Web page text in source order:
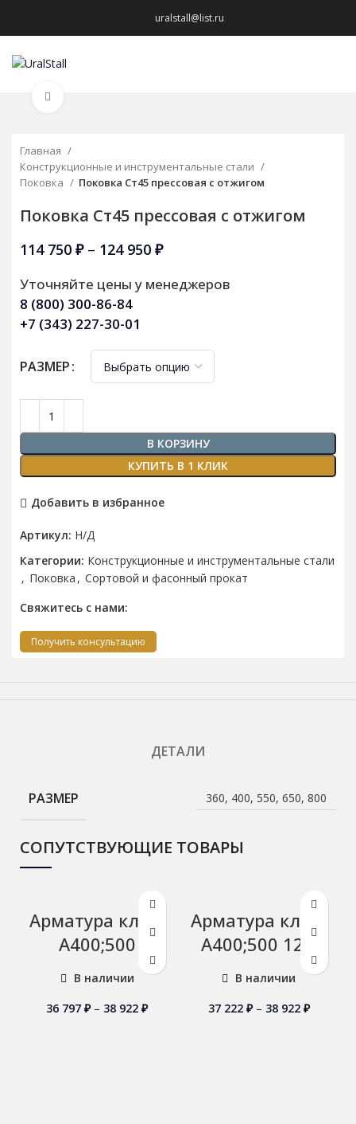
uralstall@list.ru
Главная
Конструкционные и инструментальные стали
Поковка
Поковка Ст45 прессовая с отжигом
Поковка Ст45 прессовая с отжигом
114 750 ₽ – 124 950 ₽
Уточняйте цены у менеджеров
8 (800) 300-86-84
+7 (343) 227-30-01
РАЗМЕР
В КОРЗИНУ
КУПИТЬ В 1 КЛИК
Добавить в избранное
Артикул: Н/Д
Категории: Конструкционные и инструментальные стали
, Поковка , Сортовой и фасонный прокат
Свяжитесь с нами:
Получить консультацию
ДЕТАЛИ
РАЗМЕР 360, 400, 550, 650, 800
СОПУТСТВУЮЩИЕ ТОВАРЫ
Арматура кл А3
А400;500
В наличии
36 797 ₽ – 38 922 ₽
Арматура кл А3
А400;500 12м
В наличии
37 222 ₽ – 38 922 ₽